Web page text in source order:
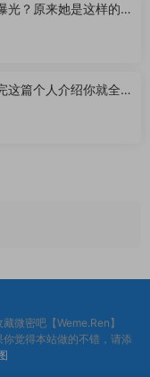
光？原来她是这样的U
这篇个人介绍你就全
藏微密吧【Weme.Ren】
觉得本站做的不错，请添